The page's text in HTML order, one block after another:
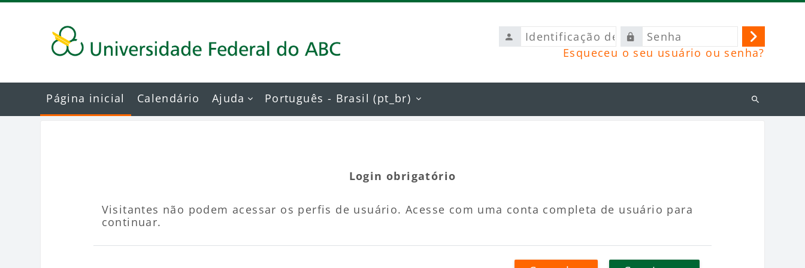
Ir para o conteúdo principal
Identificação
de
Senha
Acessar
Esqueceu o seu usuário ou senha?
Página inicial Calendário Ajuda Português - Brasil ‎(pt_br)‎
Buscar
cursos
Login obrigatório
Visitantes não podem acessar os perfis de usuário. Acesse com uma conta completa de usuário para
continuar.